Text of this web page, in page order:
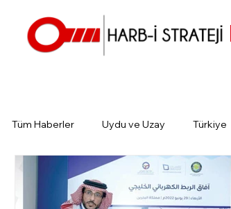
Tüm Haberler Uydu ve Uzay Türkiye
Günün Gündemi Tarihin Gündemi